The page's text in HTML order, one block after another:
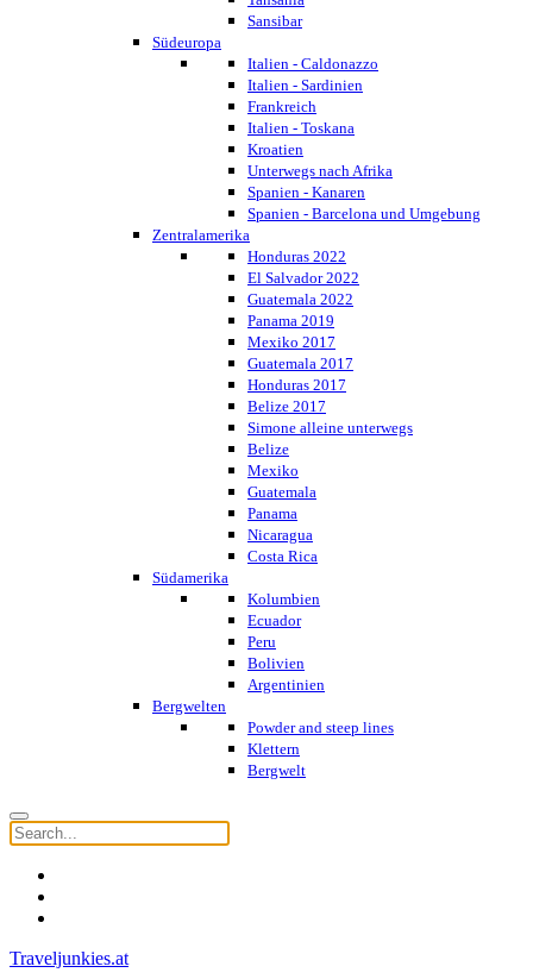
Sansibar
Südeuropa
Italien - Caldonazzo
Italien - Sardinien
Frankreich
Italien - Toskana
Kroatien
Unterwegs nach Afrika
Spanien - Kanaren
Spanien - Barcelona und Umgebung
Zentralamerika
Honduras 2022
El Salvador 2022
Guatemala 2022
Panama 2019
Mexiko 2017
Guatemala 2017
Honduras 2017
Belize 2017
Simone alleine unterwegs
Belize
Mexiko
Guatemala
Panama
Nicaragua
Costa Rica
Südamerika
Kolumbien
Ecuador
Peru
Bolivien
Argentinien
Bergwelten
Powder and steep lines
Klettern
Bergwelt
Traveljunkies.at